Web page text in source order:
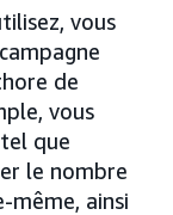
vous
de
vous
que
le nombre
même, ainsi